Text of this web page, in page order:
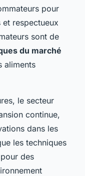
pour
respectueux
sont de
du marché
aliments
le secteur
continue,
dans les
les techniques
des